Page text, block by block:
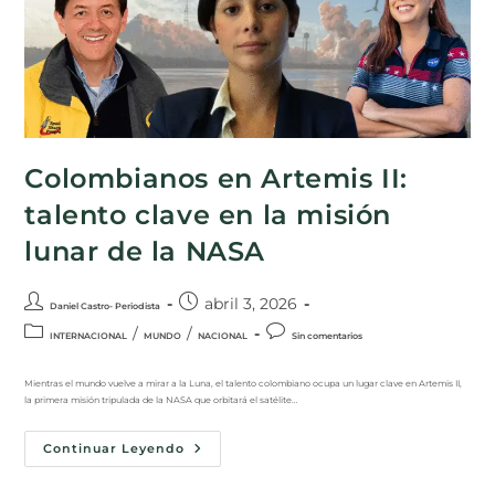
Colombianos en Artemis II:
talento clave en la misión
lunar de la NASA
Daniel Castro- Periodista abril 3, 2026
INTERNACIONAL / MUNDO / NACIONAL Sin comentarios
Mientras el mundo vuelve a mirar a la Luna, el talento colombiano ocupa un lugar clave en Artemis II,
la primera misión tripulada de la NASA que orbitará el satélite…
Continuar Leyendo